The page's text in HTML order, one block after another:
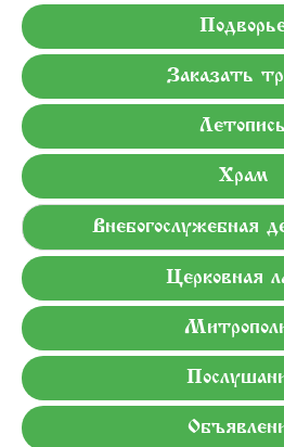
Заказать
Летопись
Храм
Внебогослужебная
Церковная